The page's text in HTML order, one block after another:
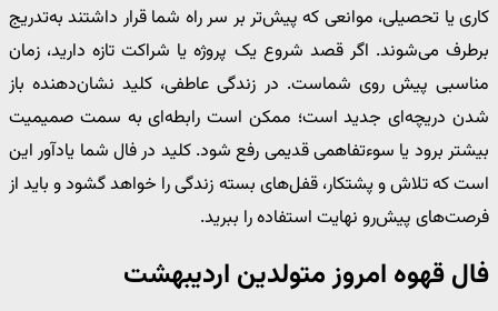
کاری یا تحصیلی، موانعی که پیش‌تر بر سر راه شما قرار داشتند به‌تدریج
برطرف می‌شوند. اگر قصد شروع یک پروژه یا شراکت تازه دارید، زمان
مناسبی پیش روی شماست. در زندگی عاطفی، کلید نشان‌دهنده باز
شدن دریچه‌ای جدید است؛ ممکن است رابطه‌ای به سمت صمیمیت
بیشتر برود یا سوءتفاهمی قدیمی رفع شود. کلید در فال شما یادآور این
است که تلاش و پشتکار، قفل‌های بسته زندگی را خواهد گشود و باید از
فرصت‌های پیش‌رو نهایت استفاده را ببرید.
فال قهوه امروز متولدین اردیبهشت